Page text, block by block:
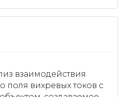
взаимодействия
поля вихревых токов с